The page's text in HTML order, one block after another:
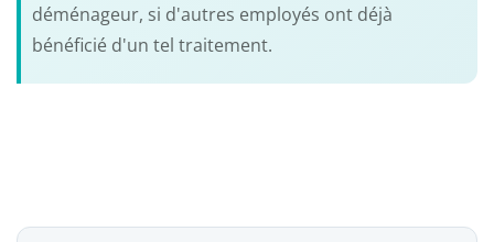
déménageur, si d'autres employés ont déjà
bénéficié d'un tel traitement.